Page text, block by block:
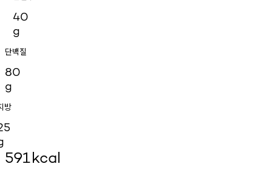
40
g
단백질
80
g
방
591kcal